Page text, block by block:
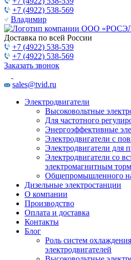
+7 (4922) 538-569
Владимир
Доставка по всей России
+7 (4922) 538-539
+7 (4922) 538-569
Заказать звонок
sales@tvid.ru
Электродвигатели
Высоковольтные
Для частотного
Энергоэффективные
Электродвигатели с
Электродвигатели для
Электродвигатели со
электромагнитным
Общепромышленного
Дизельные электростанции
О компании
Производство
Оплата и доставка
Контакты
Блог
Роль систем
электродвигателей